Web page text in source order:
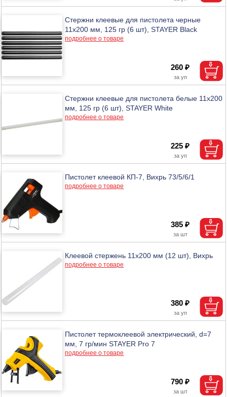
Стержни клеевые для пистолета черные
11х200 мм, 125 гр (6 шт), STAYER Black
подробнее о товаре
260 ₽
Стержни клеевые для пистолета белые 11х200
мм, 125 гр (6 шт), STAYER White
подробнее о товаре
225 ₽
Пистолет клеевой КП-7, Вихрь 73/5/6/1
подробнее о товаре
385 ₽
Клеевой стержень 11х200 мм (12 шт), Вихрь
подробнее о товаре
380 ₽
Пистолет термоклеевой электрический, d=7
мм, 7 гр/мин STAYER Pro 7
подробнее о товаре
790 ₽